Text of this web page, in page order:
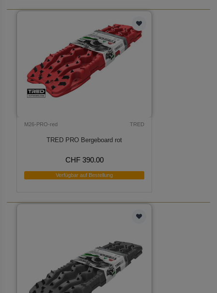
M26-PRO-red TRED
TRED PRO Bergeboard rot
CHF 390.00
Verfügbar auf Bestellung